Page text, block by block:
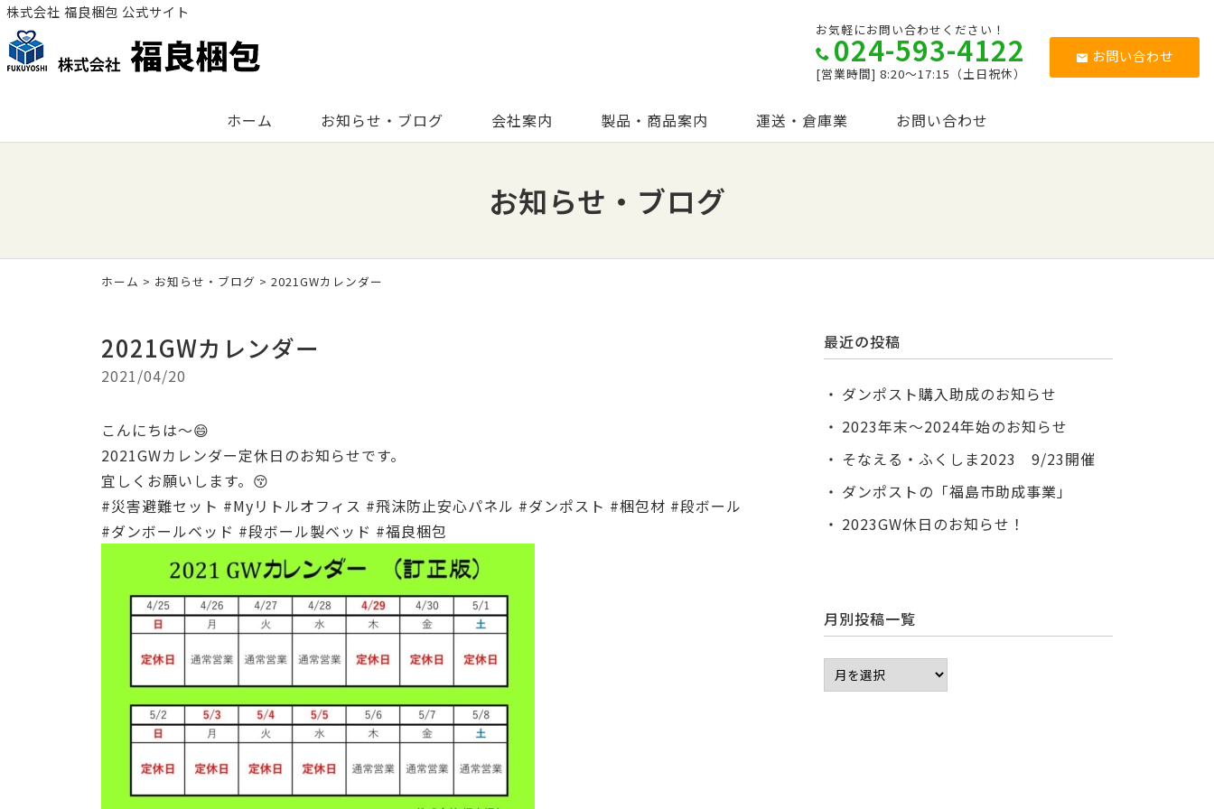
株式会社 福良梱包 公式サイト
お問い合わせ
お気軽にお問い合わせください！
024-593-4122
[営業時間] 8:20～17:15（土日祝休）
ホーム お知らせ・ブログ 会社案内 製品・商品案内 運送・倉庫業 お問い合わせ
お知らせ・ブログ
ホーム > お知らせ・ブログ > 2021GWカレンダー
2021GWカレンダー
2021/04/20
こんにちは～😄
2021GWカレンダー定休日のお知らせです。
宜しくお願いします。😚
#災害避難セット #Myリトルオフィス #飛沫防止安心パネル #ダンポスト #梱包材 #段ボール
#ダンボールベッド #段ボール製ベッド #福良梱包
最近の投稿
ダンポスト購入助成のお知らせ
2023年末～2024年始のお知らせ
そなえる・ふくしま2023 9/23開催
ダンポストの「福島市助成事業」
2023GW休日のお知らせ！
月別投稿一覧